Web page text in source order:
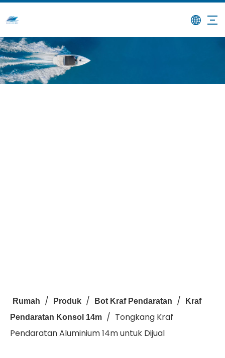
Rumah / Produk / Bot Kraf Pendaratan /
Kraf
Pendaratan Konsol 14m / Tongkang Kraf
Pendaratan Aluminium 14m untuk Dijual